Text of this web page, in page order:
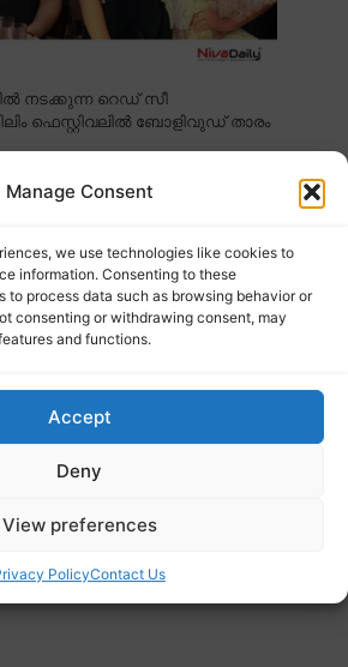
Manage Consent
we use technologies like cookies to
information. Consenting to these
to process data such as browsing behavior or
consenting or withdrawing consent, may
and functions.
Accept
Deny
View preferences
PolicyContact Us
നടക്കുന്ന റെഡ് സീ
ഫെസ്റ്റിവലിൽ ബോളിവുഡ് താരം
കൊന്നു
എസ്റ്റേറ്റിലെ തോട്ടം